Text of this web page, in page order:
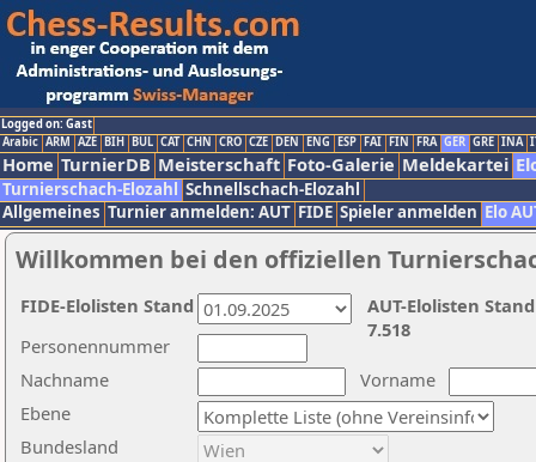
Logged on: Gast
Arabic ARM AZE BIH BUL CAT CHN CRO CZE DEN ENG ESP FAI FIN FRA GER GRE INA
Home TurnierDB Meisterschaft Foto-Galerie Meldekartei
Turnierschach-Elozahl Schnellschach-Elozahl
Allgemeines Turnier anmelden: AUT FIDE Spieler anmelden Elo
Willkommen bei den offiziellen
Nachname
Vorname
Ebene
Personennummer
Bundesland
AUT-Elolisten
7.518
FIDE-Elolisten Stand